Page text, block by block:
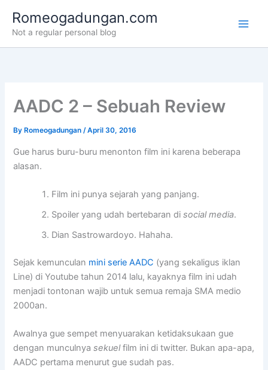
content
Romeogadungan.com
Not a regular personal blog
AADC 2 – Sebuah Review
By Romeogadungan/April 30, 2016
Gue harus buru-buru menonton film ini karena beberapa
alasan.
Film ini punya sejarah yang panjang.
Spoiler yang udah bertebaran disocial media.
Dian Sastrowardoyo. Hahaha.
Sejak kemunculan mini serie AADC (yang sekaligus iklan
Line) di Youtube tahun 2014 lalu, kayaknya film ini udah
menjadi tontonan wajib untuk semua remaja SMA medio
2000an.
Awalnya gue sempet menyuarakan ketidaksukaan gue
dengan munculnyasekuelfilm ini di twitter. Bukan apa-apa,
AADC pertama menurut gue sudah pas.